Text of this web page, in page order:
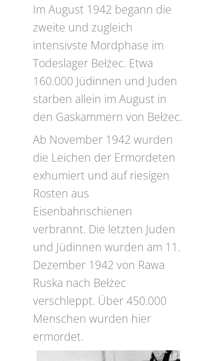
Im August 1942 begann die
zweite und zugleich
intensivste Mordphase im
Todeslager Bełżec. Etwa
160.000 Jüdinnen und Juden
starben allein im August in
den Gaskammern von Bełżec.
Ab November 1942 wurden
die Leichen der Ermordeten
exhumiert und auf riesigen
Rosten aus
Eisenbahnschienen
verbrannt. Die letzten Juden
und Jüdinnen wurden am 11.
Dezember 1942 von Rawa
Ruska nach Bełżec
verschleppt. Über 450.000
Menschen wurden hier
ermordet.